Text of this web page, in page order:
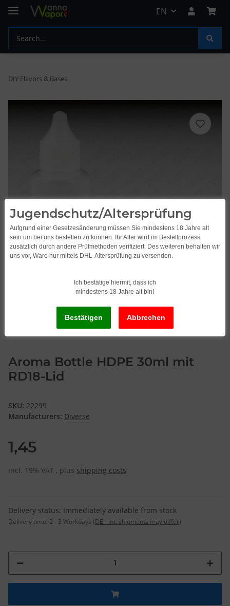
EN
DIY Flavors & Bases
Aroma Bottle HDPE 30ml mit
RD18-Lid
SKU: 22299
Manufacturers: Diverse
1,45
incl. 19% VAT , plus shipping costs
Delivery status: Immediately available from stock
Delivery time: 2 - 3 Workdays (DE - int. shipments may differ)
Jugendschutz/Altersprüfung
Aufgrund einer Gesetzesänderung müssen Sie mindestens 18 Jahre alt
sein um bei uns bestellen zu können. Ihr Alter wird im Bestellprozess
zusätzlich durch andere Prüfmethoden verifiziert. Des weiteren behalten wir
uns vor, Ware nur mittels DHL-Altersprüfung zu versenden.
Ich bestätige hiermit, dass ich
mindestens 18 Jahre alt bin!